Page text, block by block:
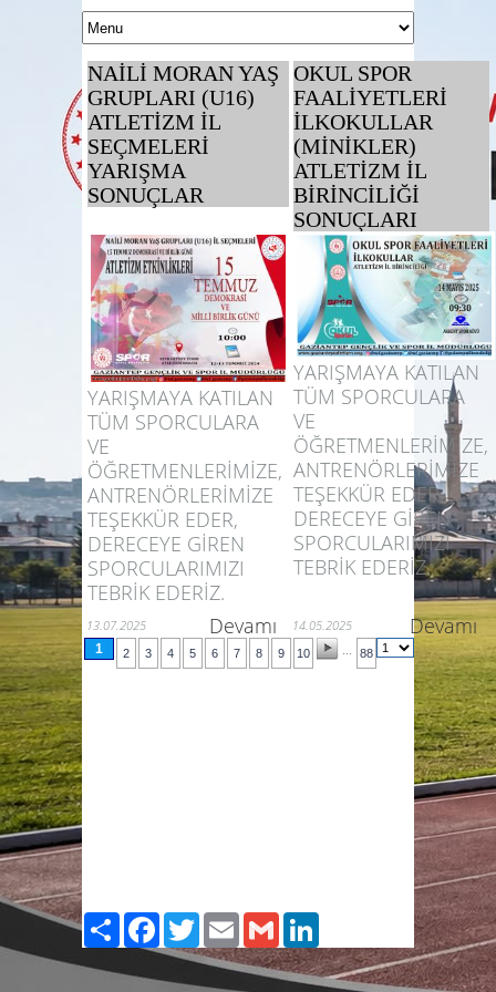
NAİLİ MORAN YAŞ
GRUPLARI (U16)
ATLETİZM İL
SEÇMELERİ
YARIŞMA
SONUÇLAR
OKUL SPOR
FAALİYETLERİ
İLKOKULLAR
(MİNİKLER)
ATLETİZM İL
BİRİNCİLİĞİ
SONUÇLARI
YARIŞMAYA KATILAN
TÜM SPORCULARA
VE
ÖĞRETMENLERİMİZE,
ANTRENÖRLERİMİZE
TEŞEKKÜR EDER,
DERECEYE GİREN
SPORCULARIMIZI
TEBRİK EDERİZ.
YARIŞMAYA KATILAN
TÜM SPORCULARA
VE
ÖĞRETMENLERİMİZE,
ANTRENÖRLERİMİZE
TEŞEKKÜR EDER,
DERECEYE GİREN
SPORCULARIMIZI
TEBRİK EDERİZ.
13.07.2025 Devamı 14.05.2025 Devamı
1 2 3 4 5 6 7 8 9 10 88
PaylaşFacebook
TwitterEmailGmail